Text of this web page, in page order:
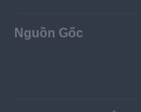
Nguồn Gốc